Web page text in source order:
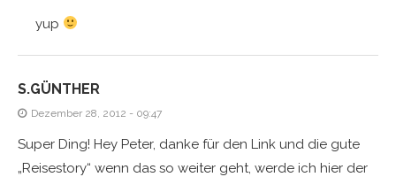
yup
S.GÜNTHER
Dezember 28, 2012 - 09:47
Super Ding! Hey Peter, danke für den Link und die gute
„Reisestory“ wenn das so weiter geht, werde ich hier der